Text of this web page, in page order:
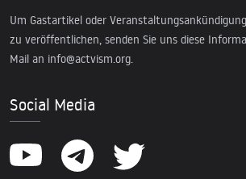
Um Gastartikel oder
zu veröffentlichen, senden Sie uns diese
Mail an info@actvism.org.
Social Media